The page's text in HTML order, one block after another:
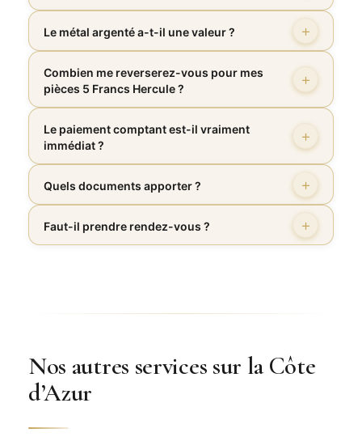
Le métal argenté a-t-il une valeur ?
Combien me reverserez-vous pour mes
pièces 5 Francs Hercule ?
Le paiement comptant est-il vraiment
immédiat ?
Quels documents apporter ?
Faut-il prendre rendez-vous ?
Nos autres services sur la Côte
d’Azur